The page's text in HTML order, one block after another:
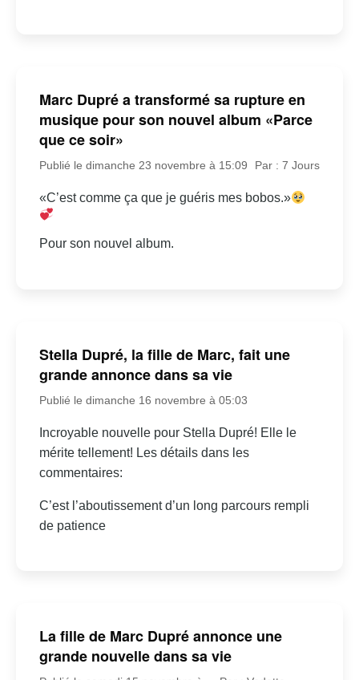
Marc Dupré a transformé sa rupture en
musique pour son nouvel album «Parce
que ce soir»
Publié le dimanche 23 novembre à 15:09 Par : 7 Jours
«C’est comme ça que je guéris mes bobos.»
Pour son nouvel album.
Stella Dupré, la fille de Marc, fait une
grande annonce dans sa vie
Publié le dimanche 16 novembre à 05:03
Incroyable nouvelle pour Stella Dupré! Elle le
mérite tellement! Les détails dans les
commentaires:
C’est l’aboutissement d’un long parcours rempli
de patience
La fille de Marc Dupré annonce une
grande nouvelle dans sa vie